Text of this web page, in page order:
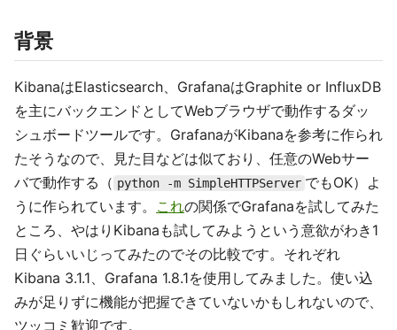
背景
KibanaはElasticsearch、GrafanaはGraphite or InfluxDB
を主にバックエンドとしてWebブラウザで動作するダッ
シュボードツールです。GrafanaがKibanaを参考に作られ
たそうなので、見た目などは似ており、任意のWebサー
バで動作する（ python -m SimpleHTTPServer でもOK）よ
うに作られています。 これの関係でGrafanaを試してみた
ところ、やはりKibanaも試してみようという意欲がわき1
日ぐらいいじってみたのでその比較です。それぞれ
Kibana 3.1.1、Grafana 1.8.1を使用してみました。使い込
みが足りずに機能が把握できていないかもしれないので、
ツッコミ歓迎です。